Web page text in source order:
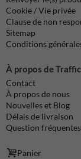
Cookie / Vie privée
Clause de non
Sitemap
Conditions
À propos de
Contact
À propos de nous
Nouvelles et Blog
Délais de livraison
Question
Panier